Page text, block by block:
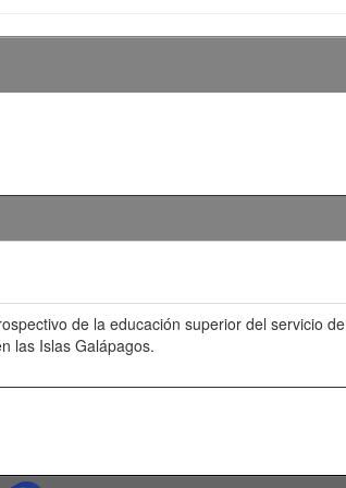
de la educación superior del servicio de
las Islas Galápagos.